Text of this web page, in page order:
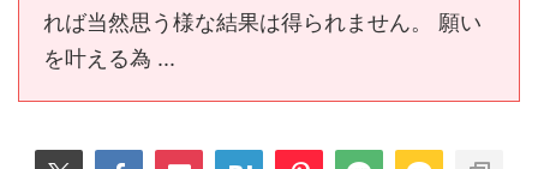
れば当然思う様な結果は得られません。 願い
を叶える為 ...